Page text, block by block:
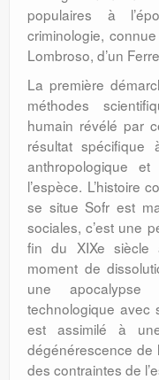
populaires à
criminologie,
Lombroso, d’un
La première
méthodes
humain révélé par
résultat spécifique
anthropologique
l’espèce. L’histoire
se situe Sofr est
sociales, c’est une
fin du XIXe siècle
moment de
une apocalypse
technologique avec
est assimilé à
dégénérescence de
des contraintes de